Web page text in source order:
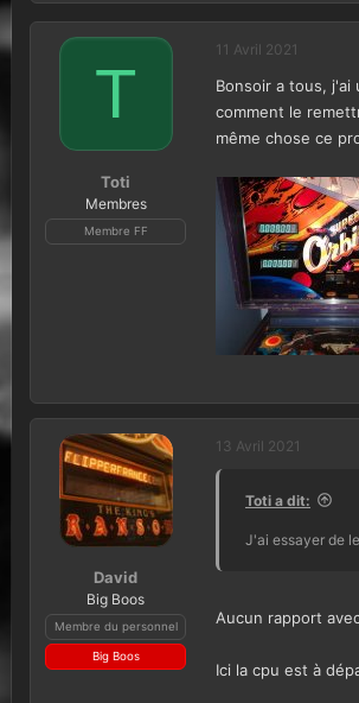
e
u
a
s
e
e
u
t
s
T
Toti
Membres
Membre FF
11 Avril 2021
Bonsoir a tous,
comment le
même chose ce
David
Big Boos
Membre du personnel
Big Boos
13 Avril 2021
Toti a dit:
J'ai essayer de
Aucun rapport
Ici la cpu est à